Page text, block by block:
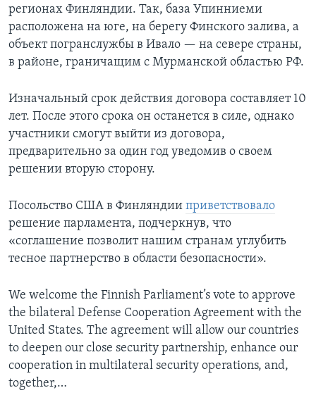
регионах Финляндии. Так, база Упинниеми
расположена на юге, на берегу Финского залива, а
объект погранслужбы в Ивало — на севере страны,
в районе, граничащим с Мурманской областью РФ.
Изначальный срок действия договора составляет 10
лет. После этого срока он останется в силе, однако
участники смогут выйти из договора,
предварительно за один год уведомив о своем
решении вторую сторону.
Посольство США в Финляндии приветствовало
решение парламента, подчеркнув, что
«соглашение позволит нашим странам углубить
тесное партнерство в области безопасности».
We welcome the Finnish Parliament’s vote to approve
the bilateral Defense Cooperation Agreement with the
United States. The agreement will allow our countries
to deepen our close security partnership, enhance our
cooperation in multilateral security operations, and,
together,…